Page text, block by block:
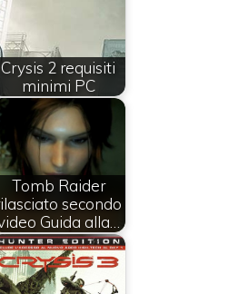
Crysis 2 requisiti
minimi PC
Tomb Raider
secondo
Guida alla…